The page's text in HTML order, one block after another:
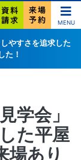
MENU
やすさを追求した
た！
学会」
た平屋
場あり